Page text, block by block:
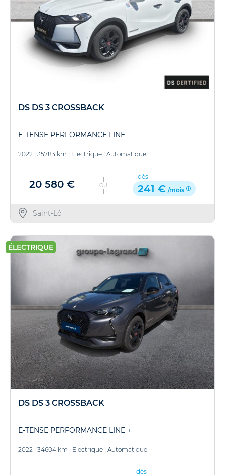
DS DS 3 CROSSBACK
E-TENSE PERFORMANCE LINE
2022 35783 km Electrique Automatique
20 580 € OU
dès
241 € /mois
Saint-Lô
ÉLECTRIQUE
DS DS 3 CROSSBACK
E-TENSE PERFORMANCE LINE +
2022 | 34604 km | Electrique | Automatique
dès